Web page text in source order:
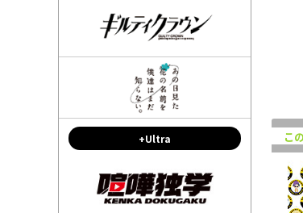
+Ultra こ